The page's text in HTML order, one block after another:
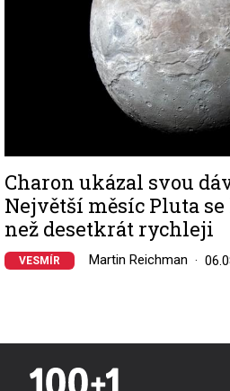
Charon ukázal svou
Největší měsíc Pluta
než desetkrát rychleji
VESMÍR Martin Reichman